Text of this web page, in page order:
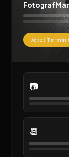
Fotograf
Jetzt Termin
📷
📆